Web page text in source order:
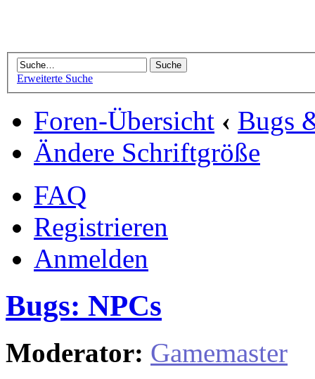
Erweiterte Suche
Foren-Übersicht ‹ Bugs
Ändere Schriftgröße
FAQ
Registrieren
Anmelden
Bugs: NPCs
Moderator: Gamemaster